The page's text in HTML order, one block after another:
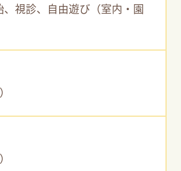
、視診、自由遊び（室内・園